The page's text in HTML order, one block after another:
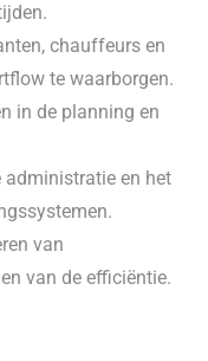
chauffeurs en
te waarborgen.
in de planning en
administratie en het
van
van de efficiëntie.